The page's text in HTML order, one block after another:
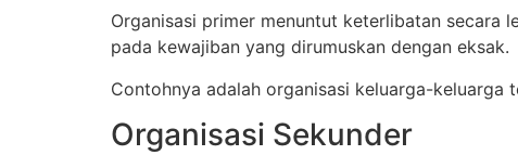
Organisasi primer menuntut keterlibatan secara
pada kewajiban yang dirumuskan dengan eksak.
Contohnya adalah organisasi keluarga-keluarga
Organisasi Sekunder